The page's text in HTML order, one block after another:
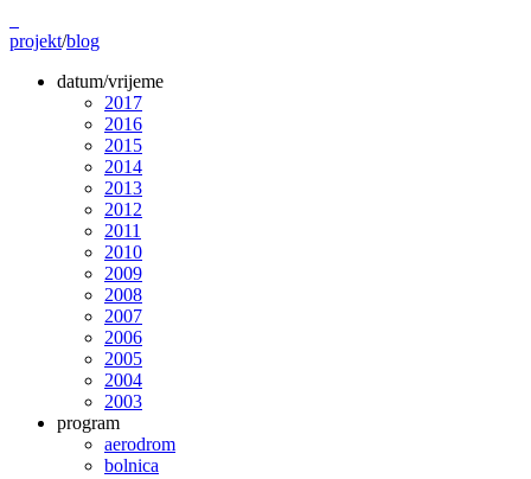
projekt/blog
datum/vrijeme
2017
2016
2015
2014
2013
2012
2011
2010
2009
2008
2007
2006
2005
2004
2003
program
aerodrom
bolnica